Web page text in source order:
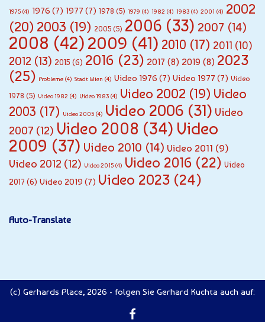
1975 (4) 1976 (7) 1977 (7) 1978 (5) 1979 (4) 1982 (4) 1983 (4) 2001 (4) 2002
(20) 2003 (19) 2005 (5) 2006 (33) 2007 (14)
2008 (42) 2009 (41) 2010 (17) 2011 (10)
2012 (13) 2015 (6) 2016 (23) 2017 (8) 2019 (8) 2023
(25) Probleme (4) Stadt Wien (4) Video 1976 (7) Video 1977 (7) Video
1978 (5) Video 1982 (4) Video 1983 (4) Video 2002 (19) Video
2003 (17) Video 2005 (4) Video 2006 (31) Video
2007 (12) Video 2008 (34) Video
2009 (37) Video 2010 (14) Video 2011 (9)
Video 2012 (12) Video 2015 (4) Video 2016 (22) Video
2017 (6) Video 2019 (7) Video 2023 (24)
Auto-Translate
(c) Gerhards Place, 2026 - folgen Sie Gerhard Kuchta auch auf: